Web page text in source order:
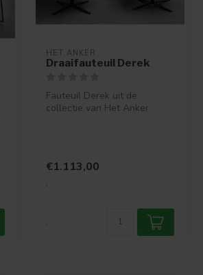
HET ANKER
Draaifauteuil Derek
Fauteuil Derek uit de
collectie van Het Anker
€1.113,00
.
.